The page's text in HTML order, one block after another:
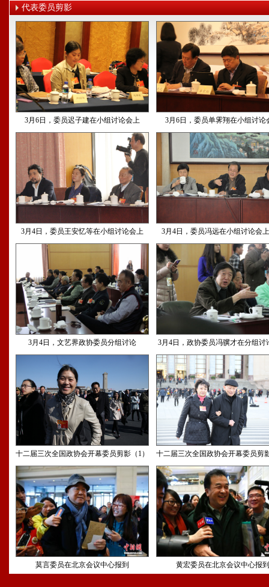
代表委员剪影
3月6日，委员迟子建在小组讨论会上 3月6日，委员单霁翔在小组讨论
3月4日，委员王安忆等在小组讨论会上 3月4日，委员冯远在小组讨论会
3月4日，文艺界政协委员分组讨论 3月4日，政协委员冯骥才在分组讨
十二届三次全国政协会开幕委员剪影（1） 十二届三次全国政协会开幕委员剪
莫言委员在北京会议中心报到 黄宏委员在北京会议中心报